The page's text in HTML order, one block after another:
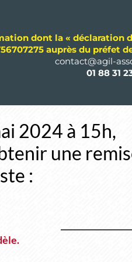
dont la « déclaration
auprès du préfet
contact@agil-
01 88 31
2024 à 15h,
une
: